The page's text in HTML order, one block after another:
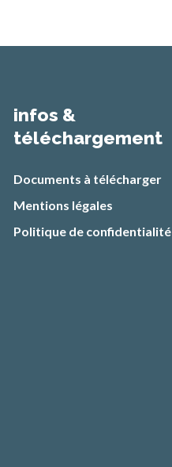
infos &
téléchargement
Documents à télécharger
Mentions légales
Politique de confidentialité